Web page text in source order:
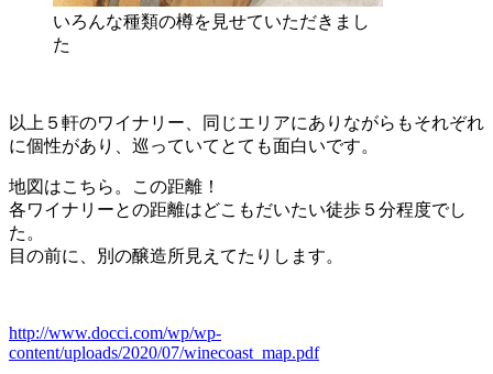
いろんな種類の樽を見せていただきまし
た
以上５軒のワイナリー、同じエリアにありながらもそれぞれ
に個性があり、巡っていてとても面白いです。
地図はこちら。この距離！
各ワイナリーとの距離はどこもだいたい徒歩５分程度でし
た。
目の前に、別の醸造所見えてたりします。
http://www.docci.com/wp/wp-
content/uploads/2020/07/winecoast_map.pdf